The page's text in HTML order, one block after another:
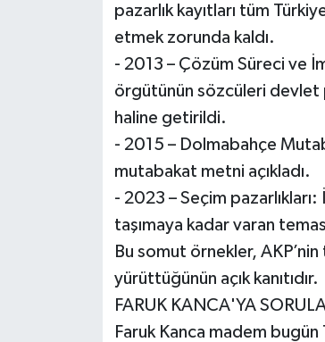
pazarlık kayıtları tüm
etmek zorunda kaldı.
- 2013 – Çözüm Süreci ve
örgütünün sözcüleri devlet
haline getirildi.
- 2015 – Dolmabahçe
mutabakat metni açıkladı.
- 2023 – Seçim pazarlıkları:
taşımaya kadar varan
Bu somut örnekler,
yürüttüğünün açık kanıtıdır.
FARUK KANCA'YA
Faruk Kanca madem